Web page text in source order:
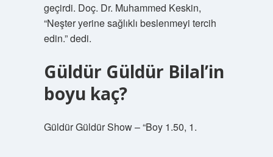
geçirdi. Doç. Dr. Muhammed Keskin,
“Neşter yerine sağlıklı beslenmeyi tercih
edin.” dedi.
Güldür Güldür Bilal’in
boyu kaç?
Güldür Güldür Show – “Boy 1.50, 1.